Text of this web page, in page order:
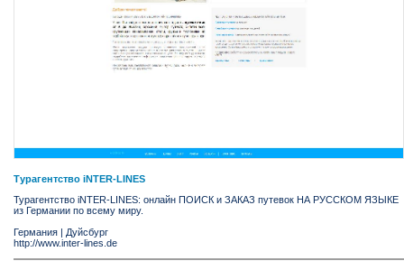
Турагентство iNTER-LINES
Турагентство iNTER-LINES: онлайн ПОИСК и ЗАКАЗ путевок НА РУССКОМ ЯЗЫКЕ
из Германии по всему миру.
Германия | Дуйсбург
http://www.inter-lines.de